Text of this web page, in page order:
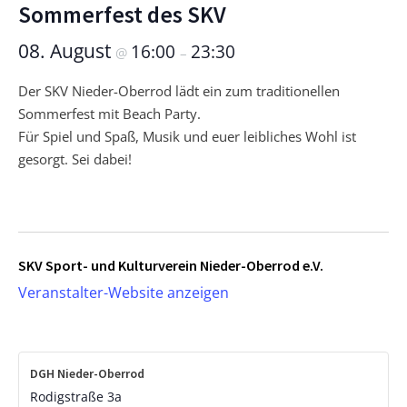
Sommerfest des SKV
08. August @ 16:00 – 23:30
Der SKV Nieder-Oberrod lädt ein zum traditionellen
Sommerfest mit Beach Party.
Für Spiel und Spaß, Musik und euer leibliches Wohl ist
gesorgt. Sei dabei!
SKV Sport- und Kulturverein Nieder-Oberrod e.V.
Veranstalter-Website anzeigen
DGH Nieder-Oberrod
Rodigstraße 3a